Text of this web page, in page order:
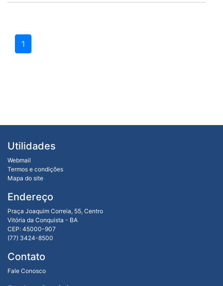
1
Utilidades
Webmail
Termos e condições
Mapa do site
Endereço
Praça Joaquim Correia, 55, Centro
Vitória da Conquista - BA
CEP: 45000-907
(77) 3424-8500
Contato
Fale Conosco